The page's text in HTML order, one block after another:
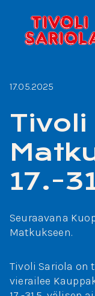
17.05.2025
Tivoli
17.-
Seuraavana
Matkukseen.
Tivoli Sariola on
vierailee